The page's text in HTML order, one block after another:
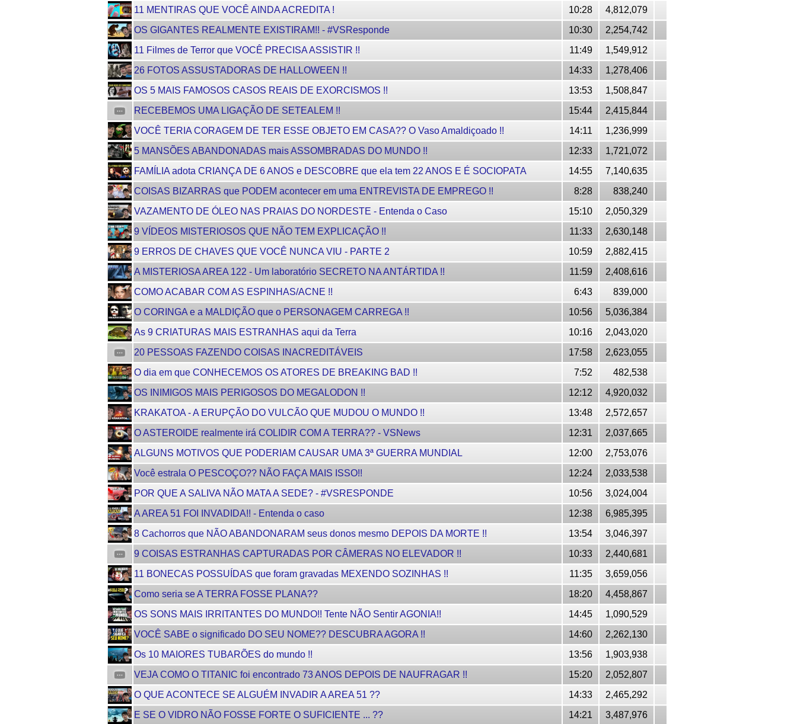
11 MENTIRAS QUE VOCÊ AINDA ACREDITA !
10:28
4,812,079
OS GIGANTES REALMENTE EXISTIRAM!! - #VSResponde
10:30
2,254,742
11 Filmes de Terror que VOCÊ PRECISA ASSISTIR !!
11:49
1,549,912
26 FOTOS ASSUSTADORAS DE HALLOWEEN !!
14:33
1,278,406
OS 5 MAIS FAMOSOS CASOS REAIS DE EXORCISMOS !!
13:53
1,508,847
RECEBEMOS UMA LIGAÇÃO DE SETEALEM !!
15:44
2,415,844
VOCÊ TERIA CORAGEM DE TER ESSE OBJETO EM CASA?? O Vaso Amaldiçoado !!
14:11
1,236,999
5 MANSÕES ABANDONADAS mais ASSOMBRADAS DO MUNDO !!
12:33
1,721,072
FAMÍLIA adota CRIANÇA DE 6 ANOS e DESCOBRE que ela tem 22 ANOS E É SOCIOPATA
14:55
7,140,635
COISAS BIZARRAS que PODEM acontecer em uma ENTREVISTA DE EMPREGO !!
8:28
838,240
VAZAMENTO DE ÓLEO NAS PRAIAS DO NORDESTE - Entenda o Caso
15:10
2,050,329
9 VÍDEOS MISTERIOSOS QUE NÃO TEM EXPLICAÇÃO !!
11:33
2,630,148
9 ERROS DE CHAVES QUE VOCÊ NUNCA VIU - PARTE 2
10:59
2,882,415
A MISTERIOSA AREA 122 - Um laboratório SECRETO NA ANTÁRTIDA !!
11:59
2,408,616
COMO ACABAR COM AS ESPINHAS/ACNE !!
6:43
839,000
O CORINGA e a MALDIÇÃO que o PERSONAGEM CARREGA !!
10:56
5,036,384
As 9 CRIATURAS MAIS ESTRANHAS aqui da Terra
10:16
2,043,020
20 PESSOAS FAZENDO COISAS INACREDITÁVEIS
17:58
2,623,055
O dia em que CONHECEMOS OS ATORES DE BREAKING BAD !!
7:52
482,538
OS INIMIGOS MAIS PERIGOSOS DO MEGALODON !!
12:12
4,920,032
KRAKATOA - A ERUPÇÃO DO VULCÃO QUE MUDOU O MUNDO !!
13:48
2,572,657
O ASTEROIDE realmente irá COLIDIR COM A TERRA?? - VSNews
12:31
2,037,665
ALGUNS MOTIVOS QUE PODERIAM CAUSAR UMA 3ª GUERRA MUNDIAL
12:00
2,753,076
Você estrala O PESCOÇO?? NÃO FAÇA MAIS ISSO!!
12:24
2,033,538
POR QUE A SALIVA NÃO MATA A SEDE? - #VSRESPONDE
10:56
3,024,004
A AREA 51 FOI INVADIDA!! - Entenda o caso
12:38
6,985,395
8 Cachorros que NÃO ABANDONARAM seus donos mesmo DEPOIS DA MORTE !!
13:54
3,046,397
9 COISAS ESTRANHAS CAPTURADAS POR CÂMERAS NO ELEVADOR !!
10:33
2,440,681
11 BONECAS POSSUÍDAS que foram gravadas MEXENDO SOZINHAS !!
11:35
3,659,056
Como seria se A TERRA FOSSE PLANA??
18:20
4,458,867
OS SONS MAIS IRRITANTES DO MUNDO!! Tente NÃO Sentir AGONIA!!
14:45
1,090,529
VOCÊ SABE o significado DO SEU NOME?? DESCUBRA AGORA !!
14:60
2,262,130
Os 10 MAIORES TUBARÕES do mundo !!
13:56
1,903,938
VEJA COMO O TITANIC foi encontrado 73 ANOS DEPOIS DE NAUFRAGAR !!
15:20
2,052,807
O QUE ACONTECE SE ALGUÉM INVADIR A AREA 51 ??
14:33
2,465,292
E SE O VIDRO NÃO FOSSE FORTE O SUFICIENTE ... ??
14:21 3,487,976